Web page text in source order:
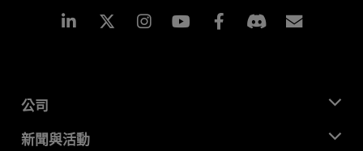
Linkedin Instagram Facebook
公司
關於 AMD
新聞與活動